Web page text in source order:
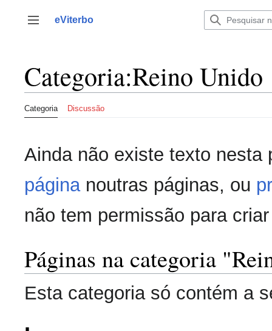
para
Alternar barra lateral
eViterbo
Categoria:Reino Unido
Categoria Discussão
Ainda não existe texto nesta
páginanoutras páginas, ou
não tem permissão para
Páginas na categoria
Esta categoria só contém a